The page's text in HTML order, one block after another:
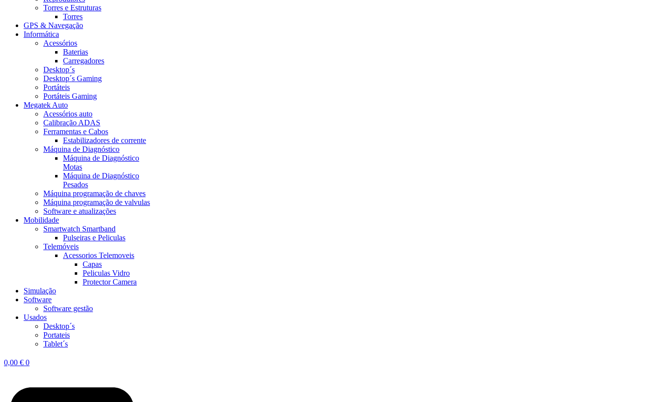
Torres e Estruturas
Torres
GPS & Navegação
Informática
Acessórios
Baterias
Carregadores
Desktop´s
Desktop´s Gaming
Portáteis
Portáteis Gaming
Megatek Auto
Acessórios auto
Calibração ADAS
Ferramentas e Cabos
Estabilizadores de corrente
Máquina de Diagnóstico
Máquina de Diagnóstico
Motas
Máquina de Diagnóstico
Pesados
Máquina programação de chaves
Máquina programação de valvulas
Software e atualizações
Mobilidade
Smartwatch Smartband
Pulseiras e Peliculas
Telemóveis
Acessorios Telemoveis
Capas
Peliculas Vidro
Protector Camera
Simulação
Software
Software gestão
Usados
Desktop´s
Portateis
Tablet´s
0,00 € 0